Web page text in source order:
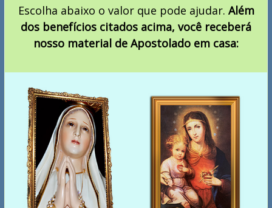
Escolha abaixo o valor que pode ajudar. Além
dos benefícios citados acima, você receberá
nosso material de Apostolado em casa: